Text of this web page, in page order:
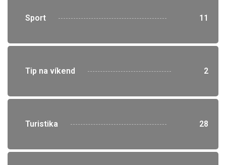
Sport 11
Tip na víkend 2
Turistika 28